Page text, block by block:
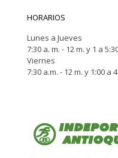
HORARIOS
Lunes a Jueves
7:30 a. m. - 12 m. y 1 a
Viernes
7:30 a.m. - 12 m. y 1:00 a